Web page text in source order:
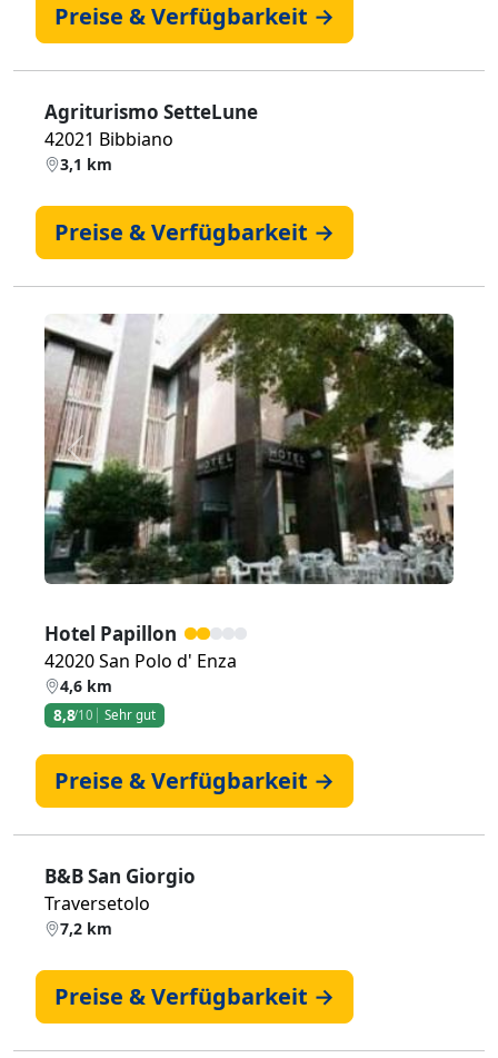
Preise & Verfügbarkeit →
Agriturismo SetteLune
42021 Bibbiano
3,1 km
Preise & Verfügbarkeit →
Zurück
Hotel Papillon
42020 San Polo d' Enza
4,6 km
8,8/10 Sehr gut
Preise & Verfügbarkeit →
B&B San Giorgio
Traversetolo
7,2 km
Preise & Verfügbarkeit →